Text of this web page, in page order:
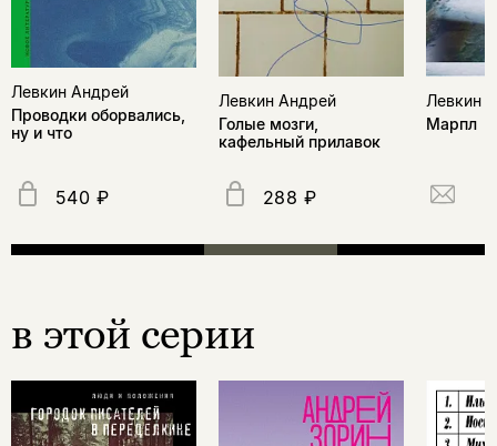
Левкин Андрей
Проводки оборвались,
ну и что
540 ₽
Левкин Андрей
Голые мозги,
кафельный прилавок
288 ₽
Левкин
Марпл
в этой серии